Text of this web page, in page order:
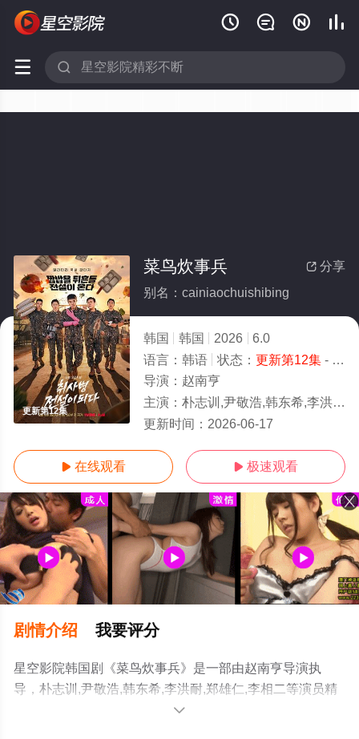
   
 
更新第12集
 分享
菜鸟炊事兵
别名：cainiaochuishibing
韩国 韩国 2026
6.0
语言： 韩语 状态： 更新第12集- 免费在线观看
导演： 赵南亨
主演： 朴志训,尹敬浩,韩东希,李洪耐,郑雄仁,李相二
更新时间： 2026-06-17
 在线观看  极速观看
剧情介绍 我要评分
星空影院韩国剧《菜鸟炊事兵》是一部由赵南亨导演执
导，朴志训,尹敬浩,韩东希,李洪耐,郑雄仁,李相二等演员精
彩演绎的韩国电视剧，手机免费观看高清无删减完整版电
